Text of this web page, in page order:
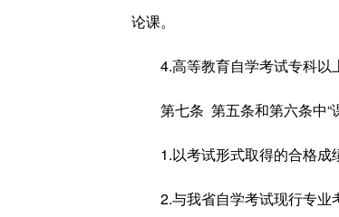
论课。
4.高等教育自学考试专科以
第七条 第五条和第六条中“
1.以考试形式取得的合格成
2.与我省自学考试现行专